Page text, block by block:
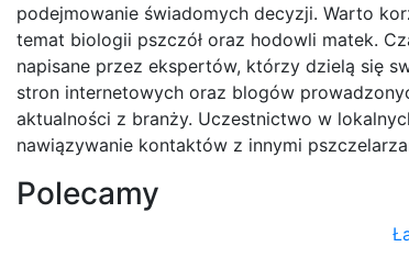
podejmowanie świadomych decyzji. Warto
temat biologii pszczół oraz hodowli matek.
napisane przez ekspertów, którzy dzielą się
stron internetowych oraz blogów
aktualności z branży. Uczestnictwo w
nawiązywanie kontaktów z innymi
Polecamy